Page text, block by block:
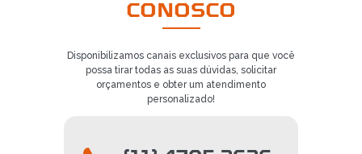
CONOSCO
Disponibilizamos canais exclusivos para que você
possa tirar todas as suas dúvidas, solicitar
orçamentos e obter um atendimento
personalizado!